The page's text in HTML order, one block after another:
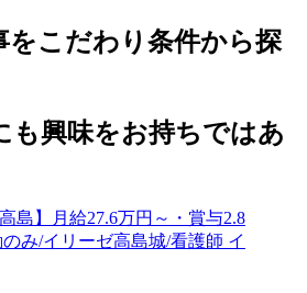
をこだわり条件から探
も興味をお持ちではあ